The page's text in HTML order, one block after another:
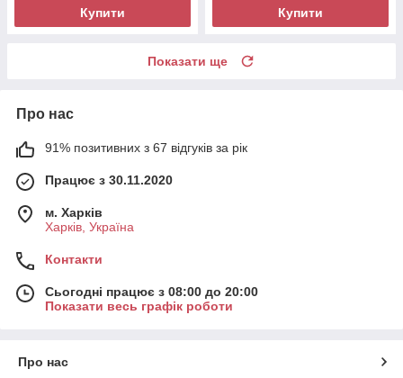
Купити Купити
Показати ще
Про нас
91% позитивних з 67 відгуків за рік
Працює з 30.11.2020
м. Харків
Харків, Україна
Контакти
Сьогодні працює з 08:00 до 20:00
Показати весь графік роботи
Про нас